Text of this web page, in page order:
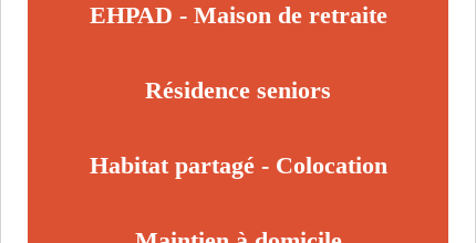
Saint-Cloud (92210)
EHPAD - Maison de retraite
Résidence seniors
Habitat partagé - Colocation